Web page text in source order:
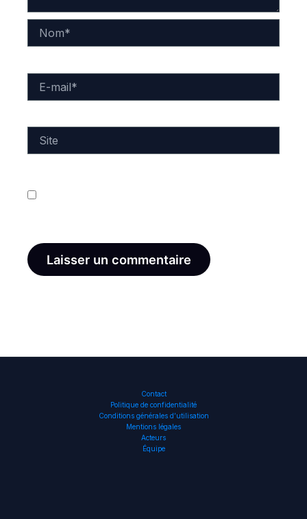
mail*
Contact
Politique de confidentialité
Conditions générales d’utilisation
Mentions légales
Acteurs
Équipe